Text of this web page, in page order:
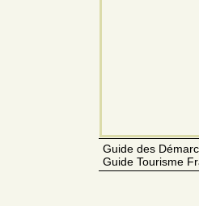
Guide des
Guide Tourisme